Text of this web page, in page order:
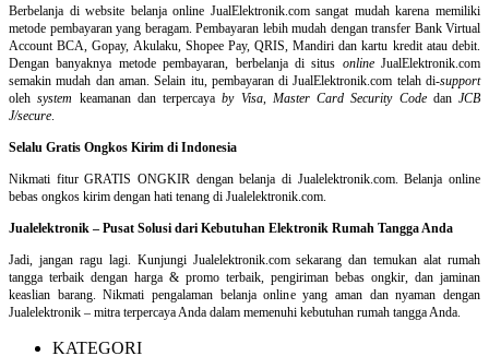
Berbelanja diwebsite belanja online JualElektronik.com sangat mudah karena memiliki
metode pembayaran yang beragam. Pembayaran lebih mudah dengan transfer Bank Virtual
Account BCA, Gopay, Akulaku, Shopee Pay, QRIS, Mandiri dan kartu kredit atau debit.
Dengan banyaknya metode pembayaran, berbelanja di situs onlineJualElektronik.com
semakin mudah dan aman. Selain itu, pembayaran di JualElektronik.com telah di-support
olehsystem keamanan dan terpercayaby Visa, Master Card Security Codedan JCB
J/secure
Selalu Gratis Ongkos Kirim di Indonesia
Nikmati fitur GRATIS ONGKIR dengan belanja di Jualelektronik.com. Belanja online
bebas ongkos kirim dengan hati tenang di Jualelektronik.com.
Jualelektronik – Pusat Solusi dari Kebutuhan Elektronik Rumah Tangga Anda
Jadi, jangan ragu lagi. Kunjungi Jualelektronik.com sekarang dan temukan alat rumah
tangga terbaik dengan harga & promo terbaik, pengiriman bebas ongkir, dan jaminan
keaslian barang. Nikmati pengalaman belanja online yang aman dan nyaman dengan
Jualelektronik – mitra terpercaya Anda dalam memenuhi kebutuhan rumah tangga Anda.
KATEGORI